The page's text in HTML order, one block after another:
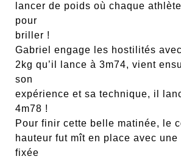
lancer de poids où chaque
pour
briller !
Gabriel engage les hostilités
2kg qu’il lance à 3m74, vient
son
expérience et sa technique, il
4m78 !
Pour finir cette belle matinée, le
hauteur fut mît en place avec
fixée